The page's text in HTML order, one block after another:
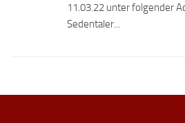
11.03.22 unter folgender
Sedentaler...